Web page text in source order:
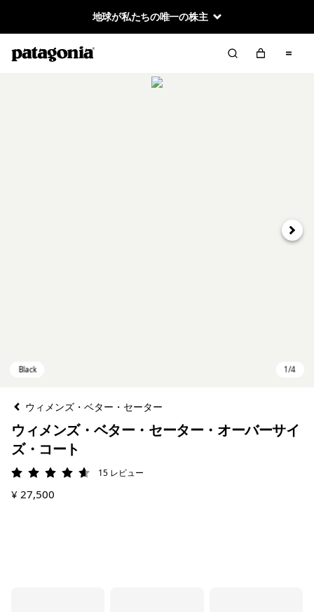
地球が私たちの唯一の株主
次へ
ウィメンズ・ベター・セーター
ウィメンズ・ベター・セーター・オーバーサイ
ズ・コート
評価: 4.6 / 5
15 レビュー
¥ 27,500